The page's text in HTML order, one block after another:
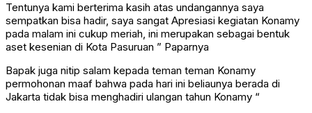
Tentunya kami berterima kasih atas undangannya saya
sempatkan bisa hadir, saya sangat Apresiasi kegiatan Konamy
pada malam ini cukup meriah, ini merupakan sebagai bentuk
aset kesenian di Kota Pasuruan ” Paparnya
Bapak juga nitip salam kepada teman teman Konamy
permohonan maaf bahwa pada hari ini beliaunya berada di
Jakarta tidak bisa menghadiri ulangan tahun Konamy “